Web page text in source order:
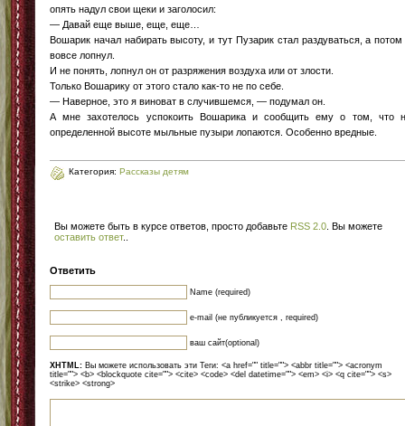
опять надул свои щеки и заголосил:
— Давай еще выше, еще, еще…
Вошарик начал набирать высоту, и тут Пузарик стал раздуваться, а потом
вовсе лопнул.
И не понять, лопнул он от разряжения воздуха или от злости.
Только Вошарику от этого стало как-то не по себе.
— Наверное, это я виноват в случившемся, — подумал он.
А мне захотелось успокоить Вошарика и сообщить ему о том, что
определенной высоте мыльные пузыри лопаются. Особенно вредные.
Категория: Рассказы детям
Вы можете быть в курсе ответов, просто добавьте RSS 2.0 . Вы можете
оставить ответ.
Ответить
Name (required)
e-mail (не публикуется , required)
ваш сайт(optional)
XHTML: Вы можете использовать эти Теги: <a href="" title=""> <abbr title=""> <acronym
title=""> <b> <blockquote cite=""> <cite> <code> <del datetime=""> <em> <i> <q cite=""> <s>
<strike> <strong>